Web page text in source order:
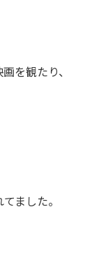
を観たり、
ました。